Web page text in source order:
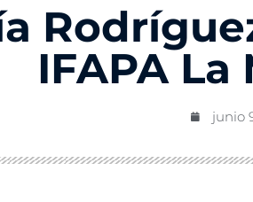
IFAPA La
junio